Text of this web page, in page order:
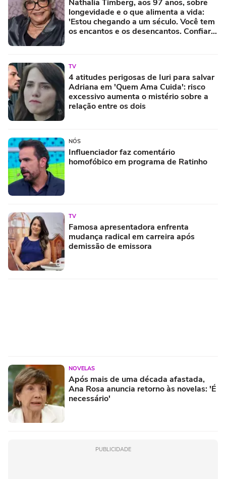
Nathalia Timberg, aos 97 anos, sobre
longevidade e o que alimenta a vida:
'Estou chegando a um século. Você tem
os encantos e os desencantos. Confiar
TV
4 atitudes perigosas de Iuri para salvar
Adriana em 'Quem Ama Cuida': risco
excessivo aumenta o mistério sobre a
relação entre os dois
NÓS
Influenciador faz comentário
homofóbico em programa de Ratinho
TV
Famosa apresentadora enfrenta
mudança radical em carreira após
demissão de emissora
NOVELAS
Após mais de uma década afastada,
Ana Rosa anuncia retorno às novelas: 'É
necessário'
PUBLICIDADE